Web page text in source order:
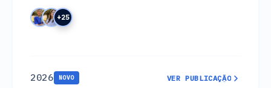
Collaborative Study
+25
2026 NOVO
VER PUBLICAÇÃO